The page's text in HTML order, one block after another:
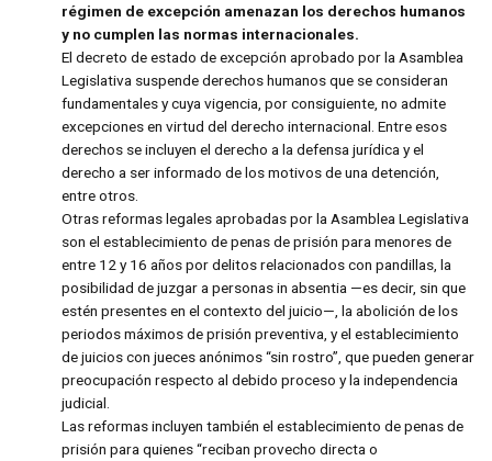
régimen de excepción amenazan los derechos humanos
y no cumplen las normas internacionales.
El decreto de estado de excepción aprobado por la Asamblea
Legislativa suspende derechos humanos que se consideran
fundamentales y cuya vigencia, por consiguiente, no admite
excepciones en virtud del derecho internacional. Entre esos
derechos se incluyen el derecho a la defensa jurídica y el
derecho a ser informado de los motivos de una detención,
entre otros.
Otras reformas legales aprobadas por la Asamblea Legislativa
son el establecimiento de penas de prisión para menores de
entre 12 y 16 años por delitos relacionados con pandillas, la
posibilidad de juzgar a personas in absentia —es decir, sin que
estén presentes en el contexto del juicio—, la abolición de los
periodos máximos de prisión preventiva, y el establecimiento
de juicios con jueces anónimos “sin rostro”, que pueden generar
preocupación respecto al debido proceso y la independencia
judicial.
Las reformas incluyen también el establecimiento de penas de
prisión para quienes “reciban provecho directa o